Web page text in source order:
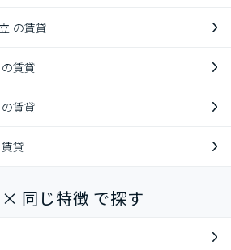
の賃貸
賃貸
賃貸
貸
同じ特徴 で探す